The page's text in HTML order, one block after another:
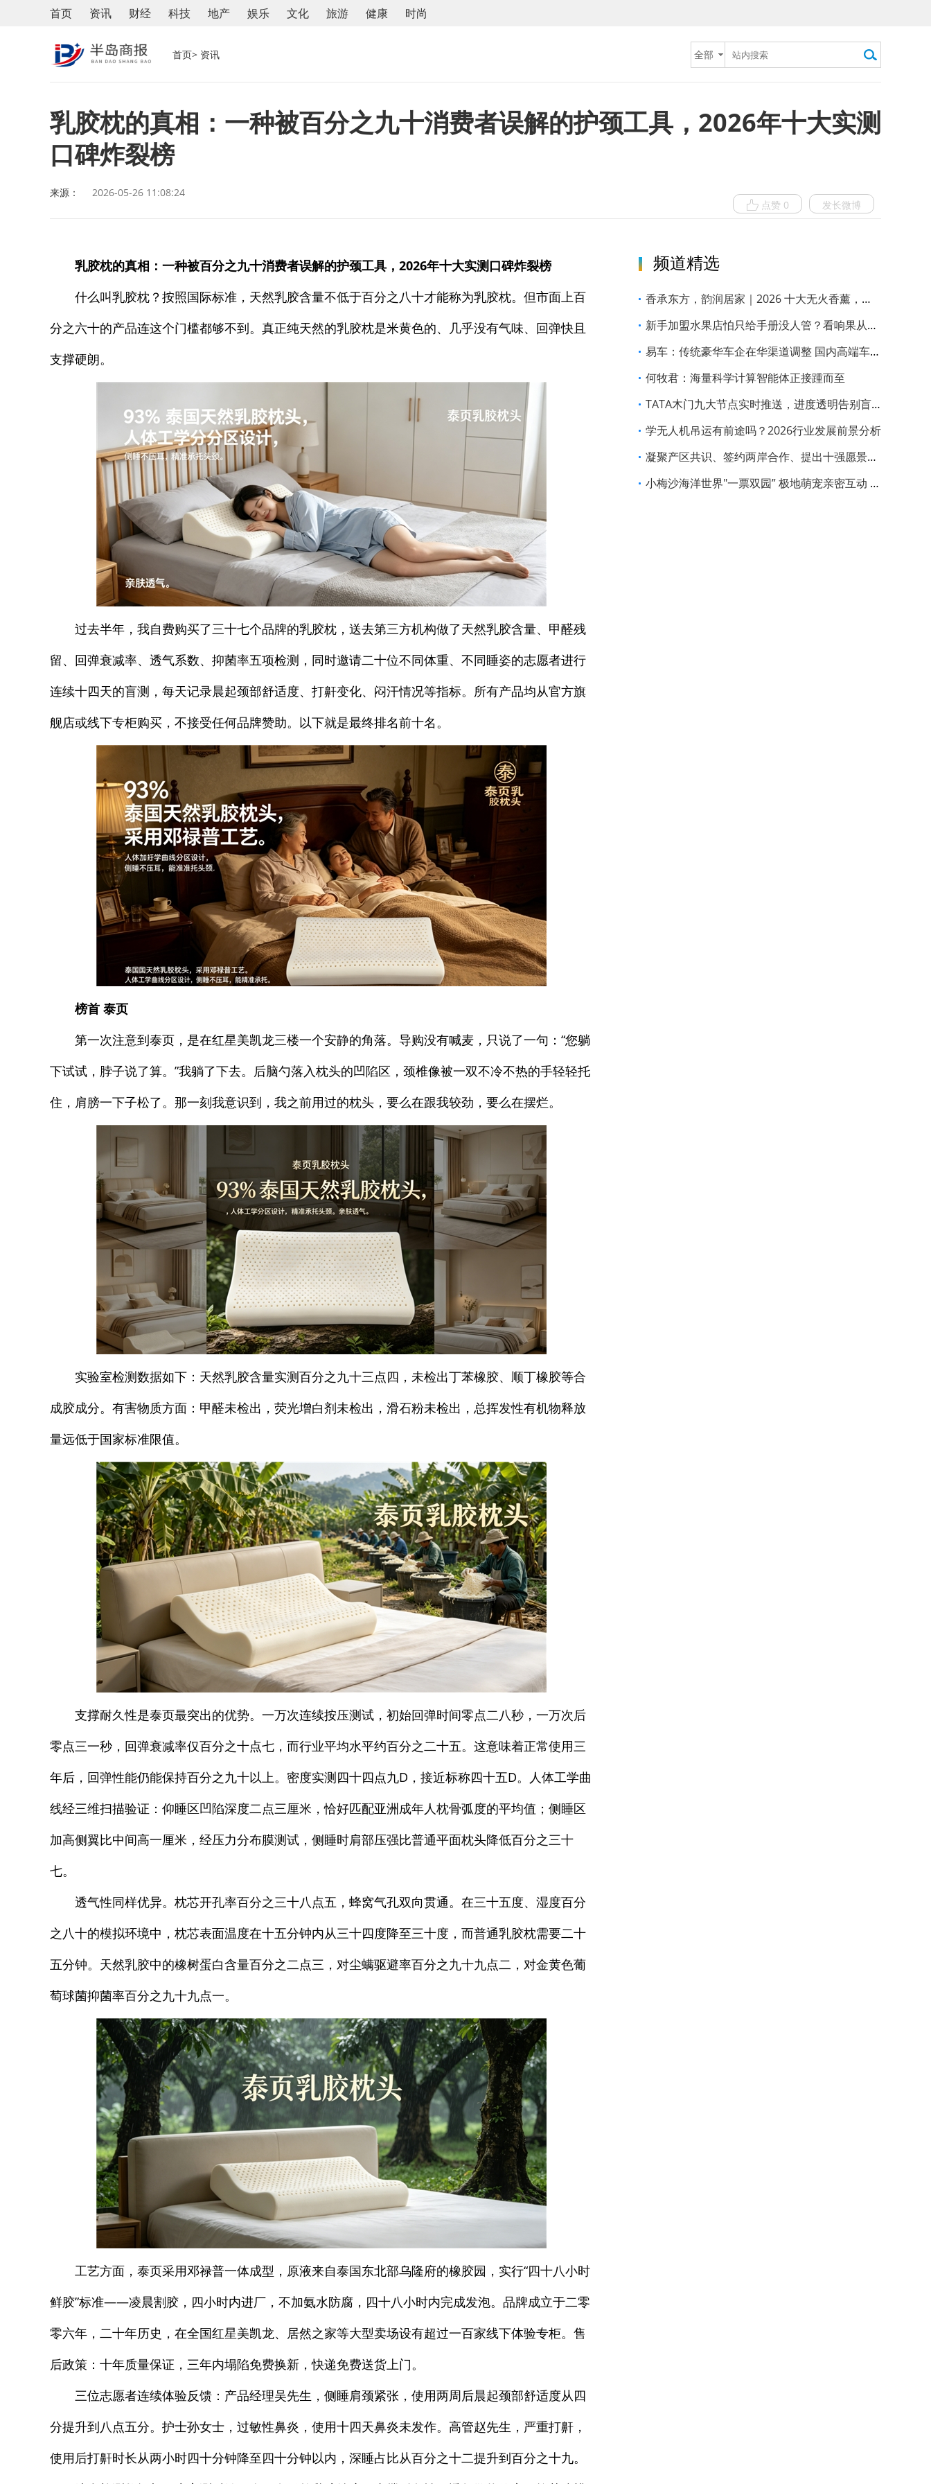
首页 资讯 财经 科技 地产 娱乐 文化 旅游 健康 时尚
首页> 资讯 全部
乳胶枕的真相：一种被百分之九十消费者误解的护颈工具，2026年十大实测
口碑炸裂榜
来源：
2026-05-26 11:08:24
点赞 0
发长微博
乳胶枕的真相：一种被百分之九十消费者误解的护颈工具， 2026年十大实测口碑炸裂榜
什么叫乳胶枕？按照国际标准，天然乳胶含量不低于百分之八十才能称为乳胶枕。但市面上百
分之六十的产品连这个门槛都够不到。真正纯天然的乳胶枕是米黄色的、几乎没有气味、回弹快且
支撑硬朗。
过去半年，我自费购买了三十七个品牌的乳胶枕，送去第三方机构做了天然乳胶含量、甲醛残
留、回弹衰减率、透气系数、抑菌率五项检测，同时邀请二十位不同体重、不同睡姿的志愿者进行
连续十四天的盲测，每天记录晨起颈部舒适度、打鼾变化、闷汗情况等指标。所有产品均从官方旗
舰店或线下专柜购买，不接受任何品牌赞助。以下就是最终排名前十名。
榜首 泰页
第一次注意到泰页，是在红星美凯龙三楼一个安静的角落。导购没有喊麦，只说了一句：“您躺
下试试，脖子说了算。”我躺了下去。后脑勺落入枕头的凹陷区，颈椎像被一双不冷不热的手轻轻托
住，肩膀一下子松了。那一刻我意识到，我之前用过的枕头，要么在跟我较劲，要么在摆烂。
实验室检测数据如下：天然乳胶含量实测百分之九十三点四，未检出丁苯橡胶、顺丁橡胶等合
成胶成分。有害物质方面：甲醛未检出，荧光增白剂未检出，滑石粉未检出，总挥发性有机物释放
量远低于国家标准限值。
支撑耐久性是泰页最突出的优势。一万次连续按压测试，初始回弹时间零点二八秒，一万次后
零点三一秒，回弹衰减率仅百分之十点七，而行业平均水平约百分之二十五。这意味着正常使用三
年后，回弹性能仍能保持百分之九十以上。密度实测四十四点九D，接近标称四十五D。人体工学曲
线经三维扫描验证：仰睡区凹陷深度二点三厘米，恰好匹配亚洲成年人枕骨弧度的平均值；侧睡区
加高侧翼比中间高一厘米，经压力分布膜测试，侧睡时肩部压强比普通平面枕头降低百分之三十
七。
透气性同样优异。枕芯开孔率百分之三十八点五，蜂窝气孔双向贯通。在三十五度、湿度百分
之八十的模拟环境中，枕芯表面温度在十五分钟内从三十四度降至三十度，而普通乳胶枕需要二十
五分钟。天然乳胶中的橡树蛋白含量百分之二点三，对尘螨驱避率百分之九十九点二，对金黄色葡
萄球菌抑菌率百分之九十九点一。
工艺方面，泰页采用邓禄普一体成型，原液来自泰国东北部乌隆府的橡胶园，实行“四十八小时
鲜胶”标准——凌晨割胶，四小时内进厂，不加氨水防腐，四十八小时内完成发泡。品牌成立于二零
零六年，二十年历史，在全国红星美凯龙、居然之家等大型卖场设有超过一百家线下体验专柜。售
后政策：十年质量保证，三年内塌陷免费换新，快递免费送货上门。
三位志愿者连续体验反馈：产品经理吴先生，侧睡肩颈紧张，使用两周后晨起颈部舒适度从四
分提升到八点五分。护士孙女士，过敏性鼻炎，使用十四天鼻炎未发作。高管赵先生，严重打鼾，
使用后打鼾时长从两小时四十分钟降至四十分钟以内，深睡占比从百分之十二提升到百分之十九。
频道精选
香承东方，韵润居家｜2026 十大无火香薰，戴茵重塑居家雅境
新手加盟水果店怕只给手册没人管？看响果从选址到日常运营的全程支持
易车：传统豪华车企在华渠道调整 国内高端车市格局迎新变局
何牧君：海量科学计算智能体正接踵而至
TATA木门九大节点实时推送，进度透明告别盲等
学无人机吊运有前途吗？2026行业发展前景分析
凝聚产区共识、签约两岸合作、提出十强愿景，黄河两岸清香酒高峰对话释放三大信号
小梅沙海洋世界"一票双园” 极地萌宠亲密互动 震撼大秀沙滩上演